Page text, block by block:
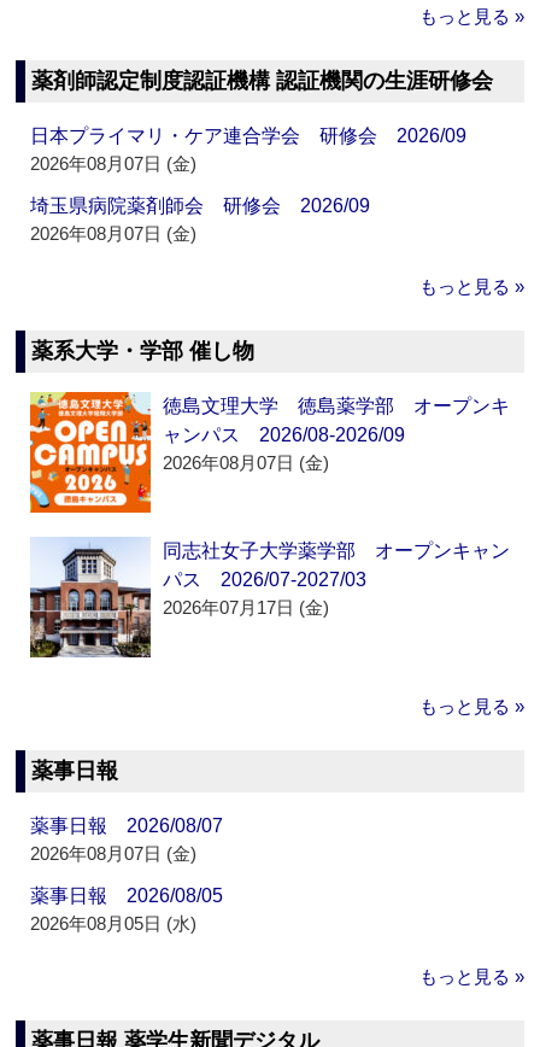
もっと見る »
薬剤師認定制度認証機構 認証機関の生涯研修会
日本プライマリ・ケア連合学会 研修会 2026/09
2026年08月07日 (金)
埼玉県病院薬剤師会 研修会 2026/09
2026年08月07日 (金)
もっと見る »
薬系大学・学部 催し物
徳島文理大学 徳島薬学部 オープンキ
ャンパス 2026/08-2026/09
2026年08月07日 (金)
同志社女子大学薬学部 オープンキャン
パス 2026/07-2027/03
2026年07月17日 (金)
もっと見る »
薬事日報
薬事日報 2026/08/07
2026年08月07日 (金)
薬事日報 2026/08/05
2026年08月05日 (水)
もっと見る »
薬事日報 薬学生新聞デジタル